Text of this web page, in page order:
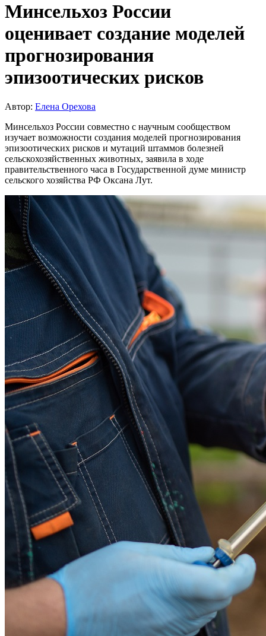
Минсельхоз России
оценивает создание моделей
прогнозирования
эпизоотических рисков
Автор: Елена Орехова
Минсельхоз России совместно с научным сообществом
изучает возможности создания моделей прогнозирования
эпизоотических рисков и мутаций штаммов болезней
сельскохозяйственных животных, заявила в ходе
правительственного часа в Государственной думе министр
сельского хозяйства РФ Оксана Лут.